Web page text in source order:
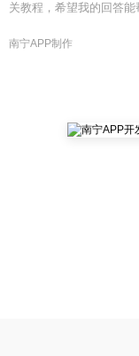
关教程，希望我的回答能
南宁APP制作